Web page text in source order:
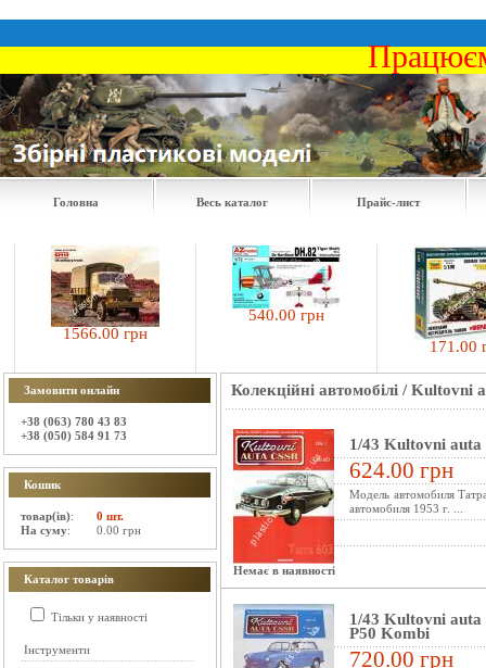
Головна Весь каталог Прайс-лист
1566.00 грн
540.00 грн
171.00 грн
Замовити онлайн
+38 (063) 780 43 83
+38 (050) 584 91 73
Кошик
товар(ів):
0 шт.
На суму: 0.00 грн
Каталог товарів
Тільки у наявності
Інструменти
Колекційні автомобілі /Kultovni
Немає в наявності
1/43 Kultovni auta
624.00 грн
Модель автомобиля
автомобиля 1953 г. ...
1/43 Kultovni auta
P50 Kombi
720.00 грн